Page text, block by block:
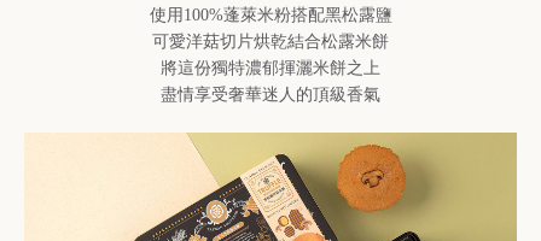
使用100%蓬萊米粉搭配黑松露鹽
可愛洋菇切片烘乾結合松露米餅
將這份獨特濃郁揮灑米餅之上
盡情享受奢華迷人的頂級香氣